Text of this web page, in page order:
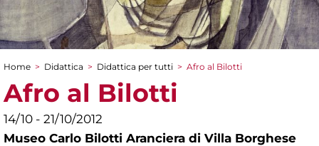
Tu sei qui
Home > Didattica > Didattica per tutti > Afro al Bilotti
Afro al Bilotti
14/10 - 21/10/2012
Museo Carlo Bilotti Aranciera di Villa Borghese